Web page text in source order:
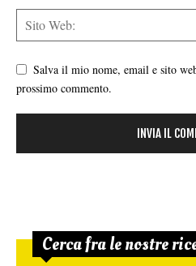
Salva il mio nome, email e sito
prossimo commento.
Cerca fra le nostre